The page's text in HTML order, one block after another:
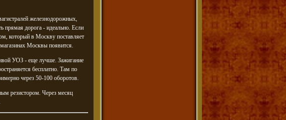
железнодорожных,
прямая дорога - идеально. Если
который в Москву поставляет
Москвы появится.
УОЗ - еще лучше. Зажигание
бесплатно. Там по
через 50-100 оборотов.
резистором. Через месяц